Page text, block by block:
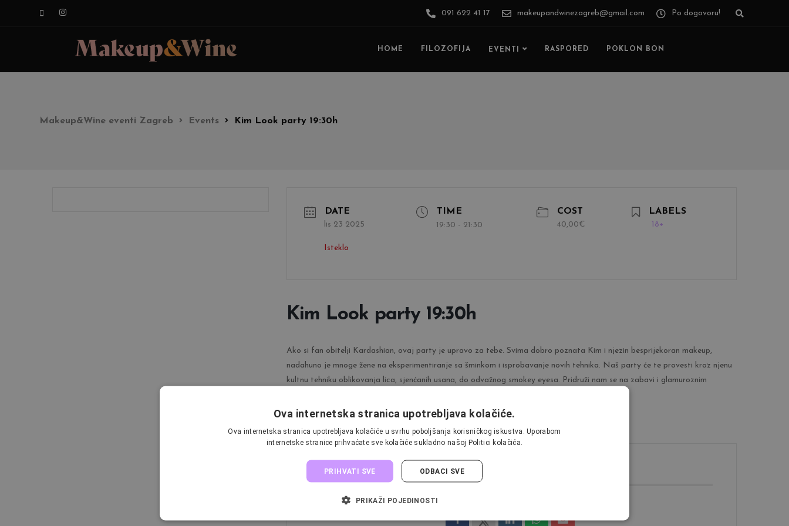
091 622 41 17 makeupandwinezagreb@gmail.com Po dogovoru!
HOME FILOZOFIJA EVENTI RASPORED POKLON BON
Makeup&Wine eventi Zagreb Events Kim Look party 19:30h
DATE
lis 23 2025
Isteklo
TIME
19:30 - 21:30
COST
40,00€
LABELS
18+
Kim Look party 19:30h
Ako si fan obitelji Kardashian, ovaj party je upravo za tebe. Svima dobro poznata Kim i njezin besprijekoran makeup,
nadahuno je mnoge žene na eksperimentiranje sa šminkom i isprobavanje novih tehnika. Naš party će te provesti kroz njenu
kultnu tehniku oblikovanja lica, sjenćanih usana, do odvažnog smokey eyesa. Pridruži nam se na zabavi i glamuroznim
Ova internetska stranica upotrebljava kolačiće.
Ova internetska stranica upotrebljava kolačiće u svrhu poboljšanja korisničkog iskustva. Uporabom
internetske stranice prihvaćate sve kolačiće sukladno našoj Politici kolačića.
PRIHVATI SVE ODBACI SVE
PRIKAŽI POJEDINOSTI